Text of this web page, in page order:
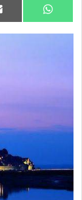
Compartir
en
Email
en